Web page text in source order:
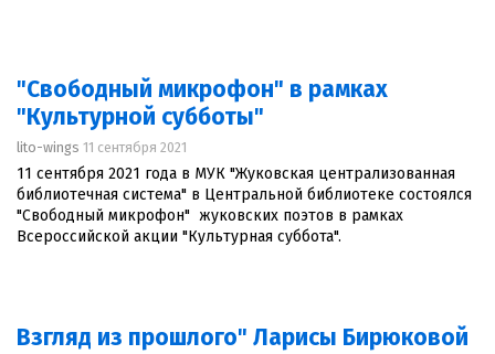
"Свободный микрофон" в рамках
"Культурной субботы"
lito-wings 11 сентября 2021
11 сентября 2021 года в МУК "Жуковская централизованная
библиотечная система" в Центральной библиотеке состоялся
"Свободный микрофон" жуковских поэтов в рамках
Всероссийской акции "Культурная суббота".
Взгляд из прошлого" Ларисы Бирюковой